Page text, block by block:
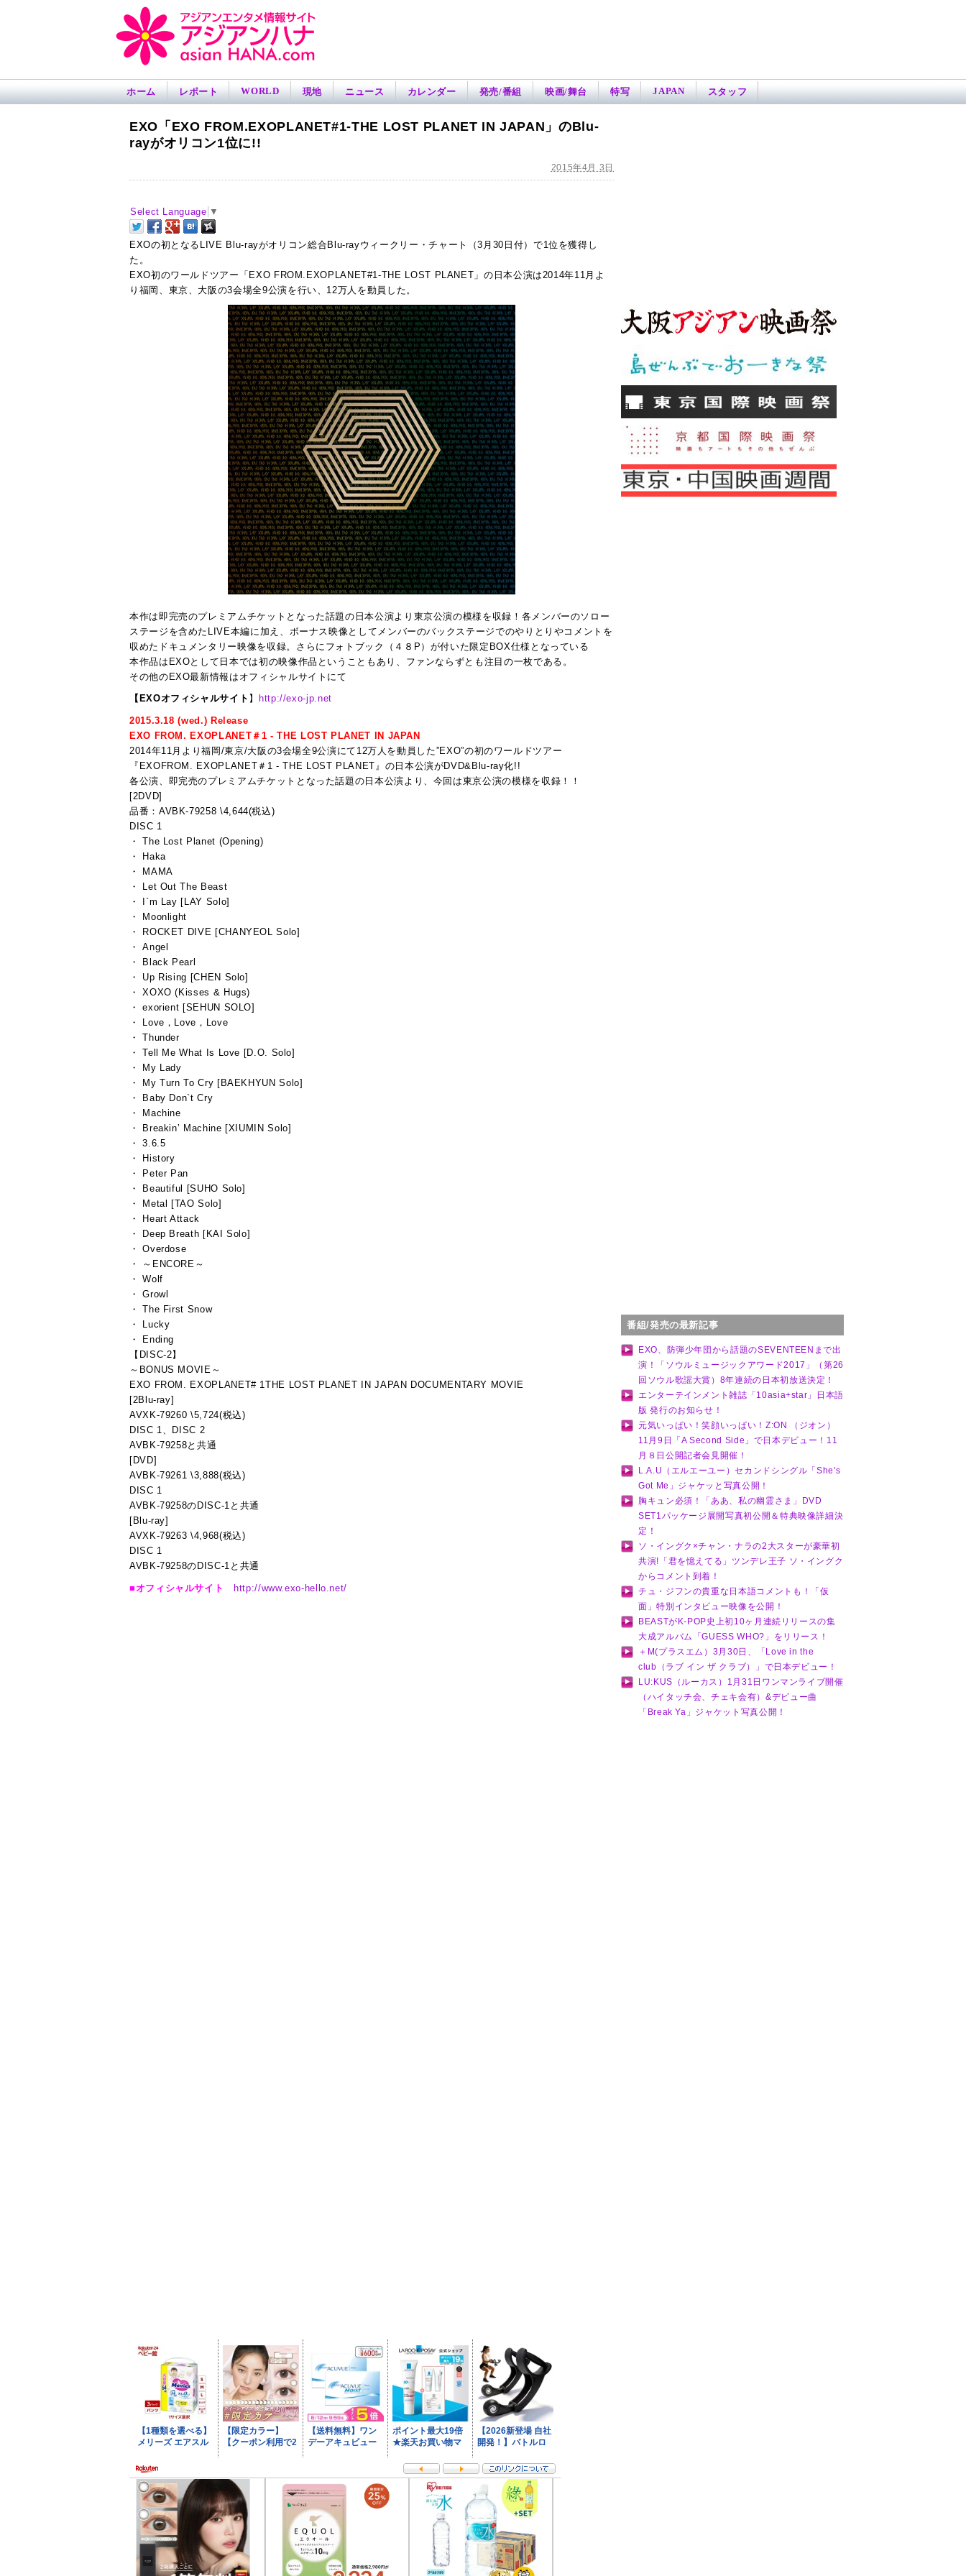
ホーム レポート WORLD 現地 ニュース カレンダー 発売/番組 映画/舞台 特写 JAPAN スタッフ
EXO「EXO FROM.EXOPLANET#1-THE LOST PLANET IN JAPAN」のBlu-
rayがオリコン1位に!!
2015年4月 3日
Select Language ▼
EXOの初となるLIVE Blu-rayがオリコン総合Blu-rayウィークリー・チャート（3月30日付）で1位を獲得し
た。
EXO初のワールドツアー「EXO FROM.EXOPLANET#1-THE LOST PLANET」の日本公演は2014年11月よ
り福岡、東京、大阪の3会場全9公演を行い、12万人を動員した。
本作は即完売のプレミアムチケットとなった話題の日本公演より東京公演の模様を収録！各メンバーのソロー
ステージを含めたLIVE本編に加え、ボーナス映像としてメンバーのバックステージでのやりとりやコメントを
収めたドキュメンタリー映像を収録。さらにフォトブック（４８P）が付いた限定BOX仕様となっている
本作品はEXOとして日本では初の映像作品ということもあり、ファンならずとも注目の一枚である。
その他のEXO最新情報はオフィシャルサイトにて
【EXOオフィシャルサイト 】 http://exo-jp.net
2015.3.18 (wed.) Release
EXO FROM. EXOPLANET＃1 - THE LOST PLANET IN JAPAN
2014年11月より福岡/東京/大阪の3会場全9公演にて12万人を動員した”EXO”の初のワールドツアー
『EXOFROM. EXOPLANET＃1 - THE LOST PLANET』の日本公演がDVD&Blu-ray化!!
各公演、即完売のプレミアムチケットとなった話題の日本公演より、今回は東京公演の模様を収録！！
[2DVD]
品番：AVBK-79258 \4,644(税込)
DISC 1
・ The Lost Planet (Opening)
・ Haka
・ MAMA
・ Let Out The Beast
・ I`m Lay [LAY Solo]
・ Moonlight
・ ROCKET DIVE [CHANYEOL Solo]
・ Angel
・ Black Pearl
・ Up Rising [CHEN Solo]
・ XOXO (Kisses & Hugs)
・ exorient [SEHUN SOLO]
・ Love，Love，Love
・ Thunder
・ Tell Me What Is Love [D.O. Solo]
・ My Lady
・ My Turn To Cry [BAEKHYUN Solo]
・ Baby Don`t Cry
・ Machine
・ Breakin’ Machine [XIUMIN Solo]
・ 3.6.5
・ History
・ Peter Pan
・ Beautiful [SUHO Solo]
・ Metal [TAO Solo]
・ Heart Attack
・ Deep Breath [KAI Solo]
・ Overdose
・ ～ENCORE～
・ Wolf
・ Growl
・ The First Snow
・ Lucky
・ Ending
【DISC-2】
～BONUS MOVIE～
EXO FROM. EXOPLANET# 1THE LOST PLANET IN JAPAN DOCUMENTARY MOVIE
[2Blu-ray]
AVXK-79260 \5,724(税込)
DISC 1、DISC 2
AVBK-79258と共通
[DVD]
AVBK-79261 \3,888(税込)
DISC 1
AVBK-79258のDISC-1と共通
[Blu-ray]
AVXK-79263 \4,968(税込)
DISC 1
AVBK-79258のDISC-1と共通
■オフィシャルサイト http://www.exo-hello.net/
番組/発売の最新記事
EXO、防弾少年団から話題のSEVENTEENまで出
演！「ソウルミュージックアワード2017」（第26
回ソウル歌謡大賞）8年連続の日本初放送決定！
エンターテインメント雑誌「10asia+star」日本語
版 発行のお知らせ！
元気いっぱい！笑顔いっぱい！Z:ON （ジオン）
11月9日「A Second Side」で日本デビュー！11
月８日公開記者会見開催！
L.A.U（エルエーユー）セカンドシングル「She's
Got Me」ジャケッと写真公開！
胸キュン必須！「ああ、私の幽霊さま」DVD
SET1パッケージ展開写真初公開＆特典映像詳細決
定！
ソ・イングク×チャン・ナラの2大スターが豪華初
共演!「君を憶えてる」ツンデレ王子 ソ・イングク
からコメント到着！
チュ・ジフンの貴重な日本語コメントも！「仮
面」特別インタビュー映像を公開！
BEASTがK-POP史上初10ヶ月連続リリースの集
大成アルバム「GUESS WHO?」をリリース！
＋M(プラスエム）3月30日、「Love in the
club（ラブ イン ザ クラブ）」で日本デビュー！
LU:KUS（ルーカス）1月31日ワンマンライブ開催
（ハイタッチ会、チェキ会有）&デビュー曲
「Break Ya」ジャケット写真公開！